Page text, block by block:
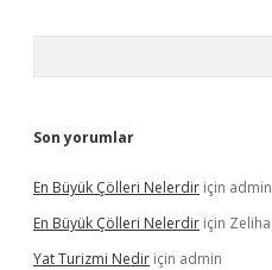
Son yorumlar
En Büyük Çölleri Nelerdir için admin
En Büyük Çölleri Nelerdir için Zeliha
Yat Turizmi Nedir için admin